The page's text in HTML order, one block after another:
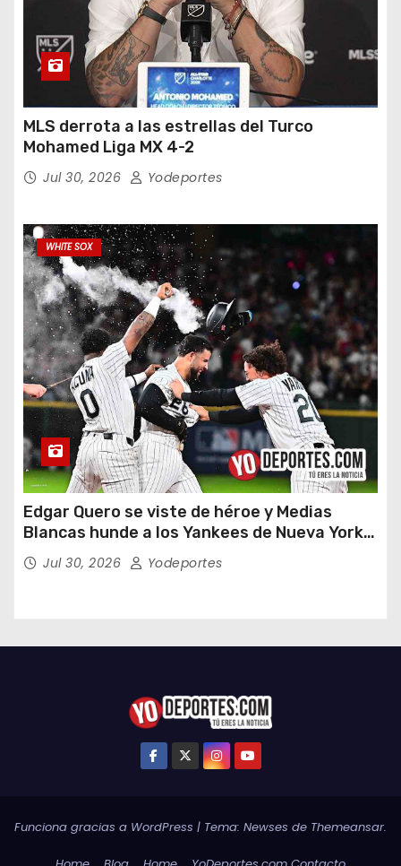
MLS derrota a las estrellas del Turco
Mohamed Liga MX 4-2
Jul 30, 2026 Yodeportes
WHITE SOX
Edgar Quero se viste de héroe y Medias
Blancas hunde a los Yankees de Nueva York
en doce entradas
Jul 30, 2026 Yodeportes
Funciona gracias a WordPress | Tema: Newses de Themeansar.